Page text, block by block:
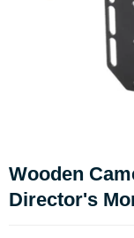
Wooden
Director's